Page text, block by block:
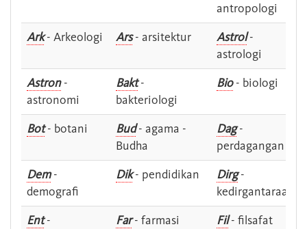
antropologi
Ark- Arkeologi Ars- arsitektur Astrol-
astrologi
Astron-
astronomi
Bakt-
bakteriologi
Bio- biologi
Bot- botani Bud- agama -
Budha
Dag-
perdagangan
Dem-
demografi
Dik- pendidikan Dirg-
kedirgantaraan
Ent-
Far- farmasi Fil- filsafat